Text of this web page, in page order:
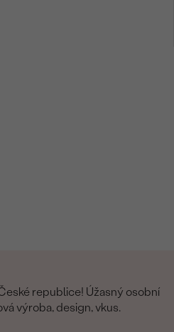
republice! Úžasný osobní
výroba, design, vkus.